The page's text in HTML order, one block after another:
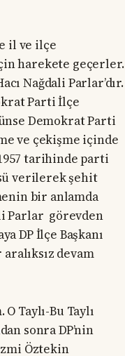
il ve ilçe
harekete geçerler.
Nağdali Parlar’dır.
Parti İlçe
Demokrat Parti
ve çekişme içinde
tarihinde parti
verilerek şehit
bir anlamda
Parlar görevden
DP İlçe Başkanı
devam
Taylı-Bu Taylı
sonra DP’nin
Öztekin